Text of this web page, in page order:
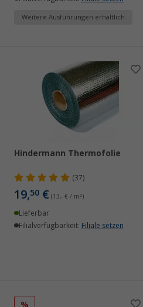
Weitere Ausführungen erhältlich
Hindermann Thermofolie
(37)
19,50 € (13,- € / m²)
Lieferbar
Filialverfügbarkeit: Filiale setzen
%